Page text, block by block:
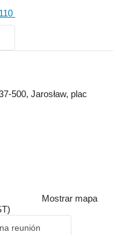
500, Jarosław, plac
Mostrar mapa
reunión